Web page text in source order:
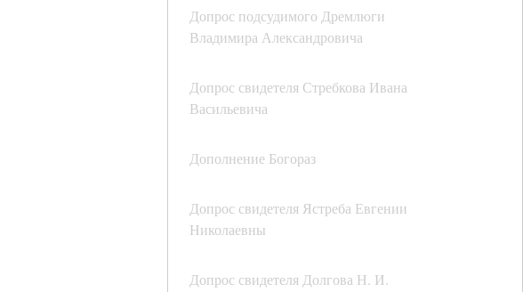
Допрос подсудимого Дремлюги
Владимира Александровича
Допрос свидетеля Стребкова Ивана
Васильевича
Дополнение Богораз
Допрос свидетеля Ястреба Евгении
Николаевны
Допрос свидетеля Долгова Н. И.